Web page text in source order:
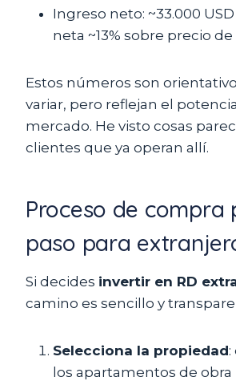
Ingreso neto: ~33.000
neta ~13% sobre precio
Estos números son
variar, pero reflejan el
mercado. He visto cosas
clientes que ya operan allí.
Proceso de compra
paso para
Si decides invertir en RD
camino es sencillo y
Selecciona la propiedad
los apartamentos de obra